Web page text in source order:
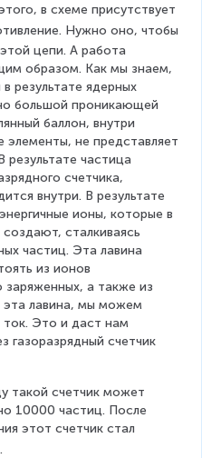
в схеме присутствует
Нужно оно, чтобы
цепи. А работа
образом. Как мы знаем,
результате ядерных
большой проникающей
баллон, внутри
элементы, не представляет
результате частица
счетчика,
внутри. В результате
ионы, которые в
сталкиваясь
частиц. Эта лавина
из ионов
а также из
эта лавина, мы можем
ток. Это и даст нам
газоразрядный счетчик
такой счетчик может
10000 частиц. После
этот счетчик стал